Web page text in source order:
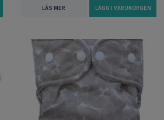
LÄS MER LÄGG I VARUKORGEN